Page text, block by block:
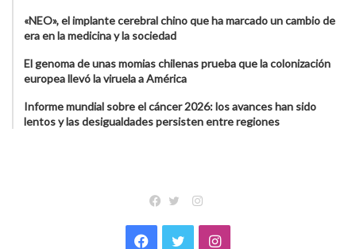
«NEO», el implante cerebral chino que ha marcado un cambio de
era en la medicina y la sociedad
El genoma de unas momias chilenas prueba que la colonización
europea llevó la viruela a América
Informe mundial sobre el cáncer 2026: los avances han sido
lentos y las desigualdades persisten entre regiones
Instagram
Facebook
TwitterInstagram